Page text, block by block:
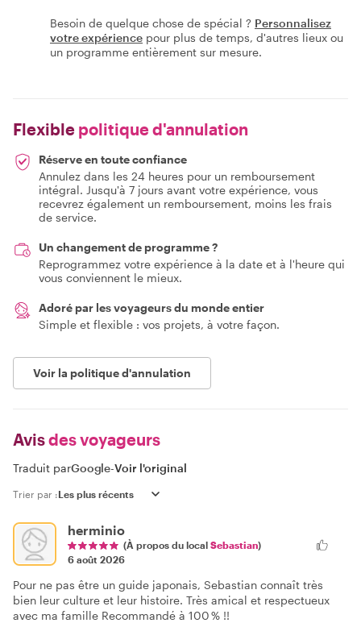
Besoin de quelque chose de spécial ? Personnalisez
votre expérience pour plus de temps, d'autres lieux ou
un programme entièrement sur mesure.
Flexible politique d'annulation
Réserve en toute confiance
Annulez dans les 24 heures pour un remboursement
intégral. Jusqu'à 7 jours avant votre expérience, vous
recevrez également un remboursement, moins les frais
de service.
Un changement de programme ?
Reprogrammez votre expérience à la date et à l'heure qui
vous conviennent le mieux.
Adoré par les voyageurs du monde entier
Simple et flexible : vos projets, à votre façon.
Voir la politique d'annulation
Avisdes voyageurs
Traduit parGoogle-Voir l'original
Trier par :
herminio
(À propos du local Sebastian)
6 août 2026
Pour ne pas être un guide japonais, Sebastian connaît très
bien leur culture et leur histoire. Très amical et respectueux
avec ma famille Recommandé à 100 % !!